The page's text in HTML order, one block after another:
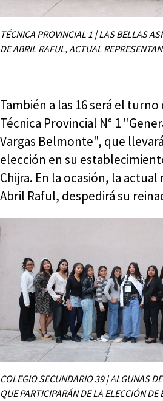
TÉCNICA PROVINCIAL 1 | LAS BELLAS
DE ABRIL RAFUL, ACTUAL
También a las 16 será el turno
Técnica Provincial N° 1
Vargas Belmonte", que
elección en su
Chijra. En la ocasión, la
Abril Raful, despedirá su
COLEGIO SECUNDARIO 39 | ALGUNAS
QUE PARTICIPARÁN DE LA ELECCIÓN DE